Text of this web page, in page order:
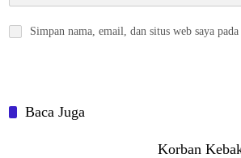
Simpan nama, email, dan situs web saya
Baca Juga
Korban